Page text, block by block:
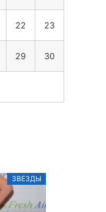
22 23
29 30
ЗВЕЗДЫ